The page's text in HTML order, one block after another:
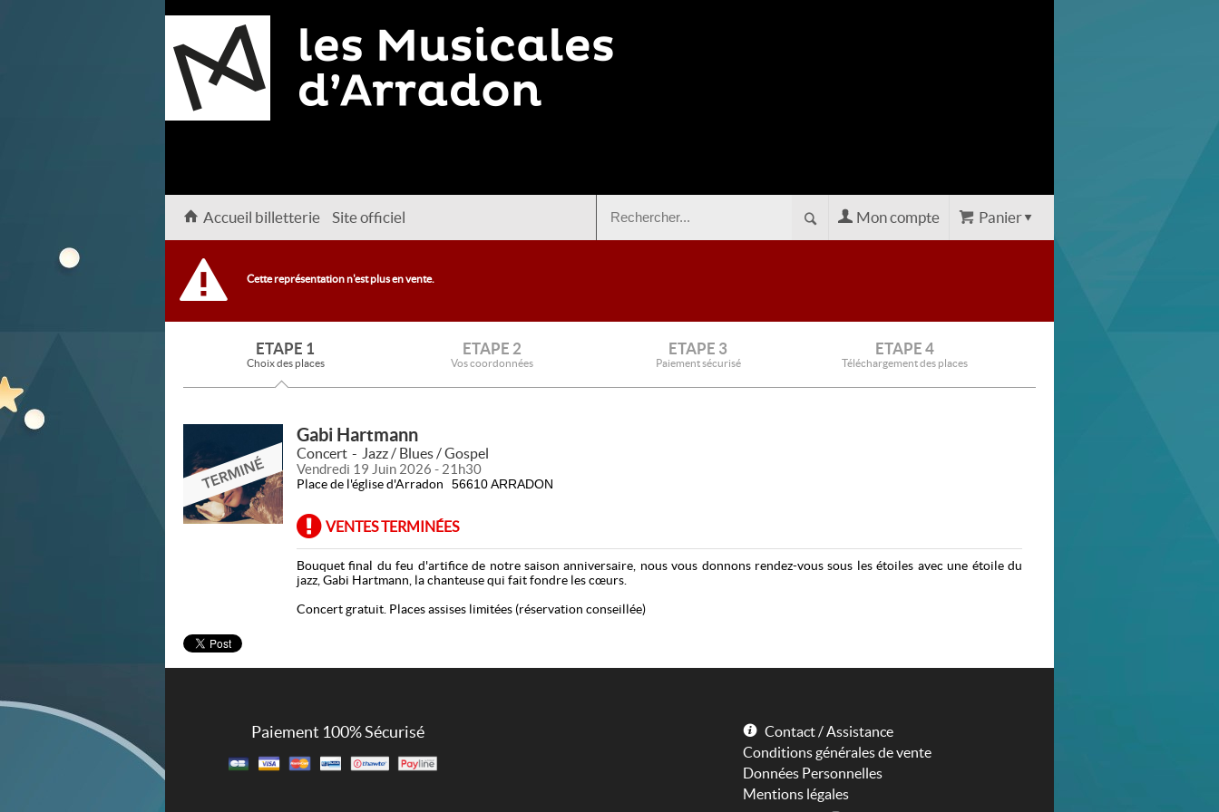
Accueil billetterie Site officiel Panier
Mon compte
Cette représentation n'est plus en vente.
ETAPE 1
Choix des places
ETAPE 2
Vos coordonnées
ETAPE 3
Paiement sécurisé
ETAPE 4
Téléchargement des places
Gabi Hartmann
Concert Jazz / Blues / Gospel
Vendredi 19 Juin 2026 - 21h30
Place de l'église d'Arradon 56610 ARRADON
VENTES TERMINÉES
Bouquet final du feu d'artifice de notre saison anniversaire, nous vous donnons rendez-vous sous les étoiles avec une étoile du
jazz, Gabi Hartmann, la chanteuse qui fait fondre les cœurs.
Concert gratuit. Places assises limitées (réservation conseillée)
Paiement 100% Sécurisé
Contact / Assistance
Conditions générales de vente
Données Personnelles
Mentions légales